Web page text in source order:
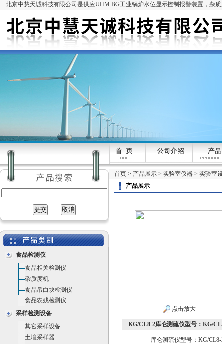
北京中慧天诚科技有限公司是供应UHM-BG工业锅炉水位显示控制报警装置，杂
食品检测仪
食品相关检测仪
杂质度机
食品吊白块检测仪
食品农残检测仪
采样检测设备
其它采样设备
土壤采样器
首页 > 产品展示 > 实验室仪器 > 实验室
产品展示
点击放大
KG/CL8-2库仑测硫仪型号：KG/
库仑测硫仪型号：KG/CL8-